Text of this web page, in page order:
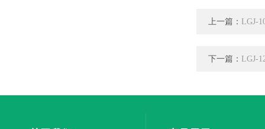
上一篇： LGJ-
下一篇： LGJ-